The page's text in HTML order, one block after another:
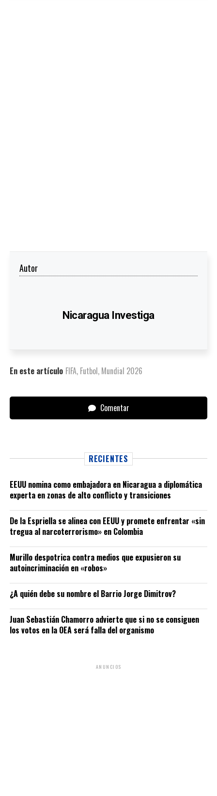
Autor
Nicaragua Investiga
En este artículo FIFA, Futbol, Mundial 2026
Comentar
RECIENTES
EEUU nomina como embajadora en Nicaragua a diplomática
experta en zonas de alto conflicto y transiciones
De la Espriella se alinea con EEUU y promete enfrentar «sin
tregua al narcoterrorismo» en Colombia
Murillo despotrica contra medios que expusieron su
autoincriminación en «robos»
¿A quién debe su nombre el Barrio Jorge Dimitrov?
Juan Sebastián Chamorro advierte que si no se consiguen
los votos en la OEA será falla del organismo
ANUNCIOS